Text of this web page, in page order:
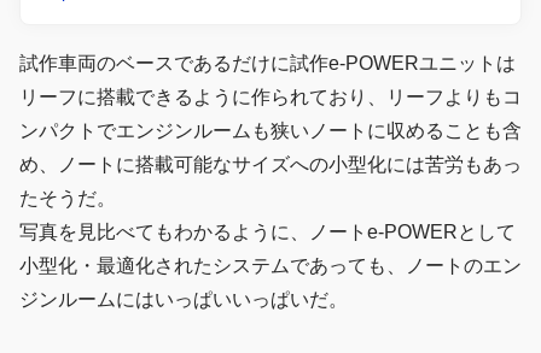
試作車両のベースであるだけに試作e-POWERユニットは
リーフに搭載できるように作られており、リーフよりもコ
ンパクトでエンジンルームも狭いノートに収めることも含
め、ノートに搭載可能なサイズへの小型化には苦労もあっ
たそうだ。
写真を見比べてもわかるように、ノートe-POWERとして
小型化・最適化されたシステムであっても、ノートのエン
ジンルームにはいっぱいいっぱいだ。